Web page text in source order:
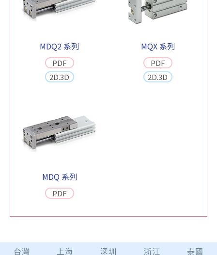
MDQ2 系列
PDF
2D.3D
MQX 系列
PDF
2D.3D
MDQ 系列
PDF
台灣 上海 深圳 浙江 泰國